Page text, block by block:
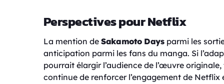
Perspectives pour Netflix
La mention de Sakamoto Daysparmi les
anticipation parmi les fans du manga. Si
pourrait élargir l’audience de l’œuvre
continue de renforcer l’engagement de